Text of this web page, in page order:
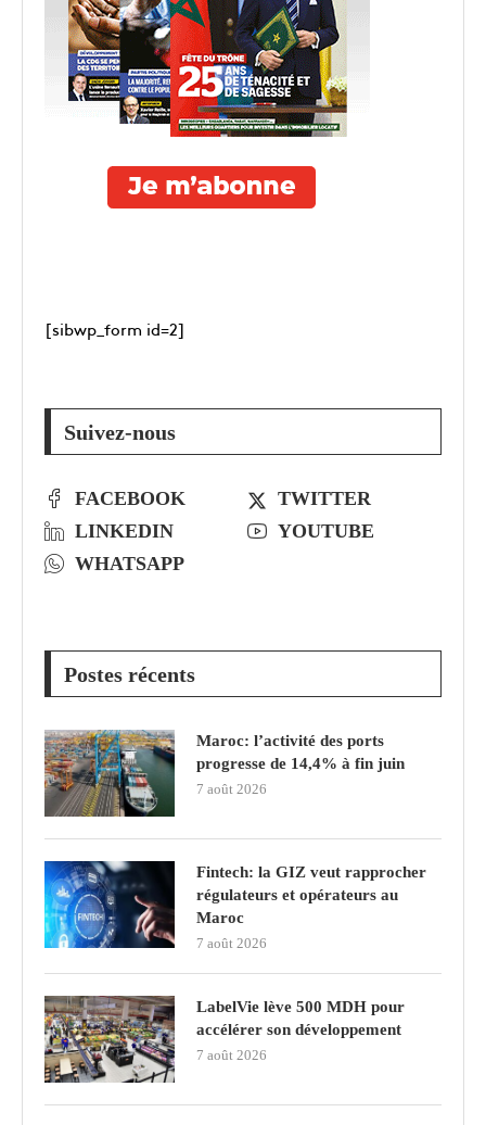
[sibwp_form id=2]
Suivez-nous
FACEBOOK
TWITTER
LINKEDIN
YOUTUBE
WHATSAPP
Postes récents
Maroc: l’activité des ports
progresse de 14,4% à fin juin
7 août 2026
Fintech: la GIZ veut rapprocher
régulateurs et opérateurs au
Maroc
7 août 2026
LabelVie lève 500 MDH pour
accélérer son développement
7 août 2026